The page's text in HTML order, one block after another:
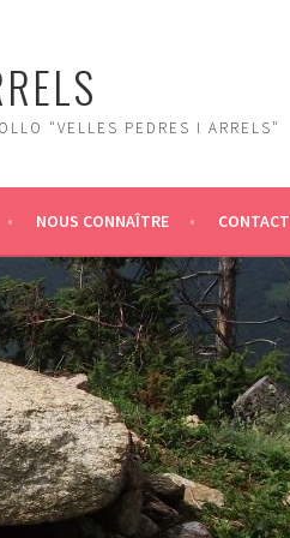
"VELLES PEDRES I ARRELS"
NOUS CONNAÎTRE CONTACT